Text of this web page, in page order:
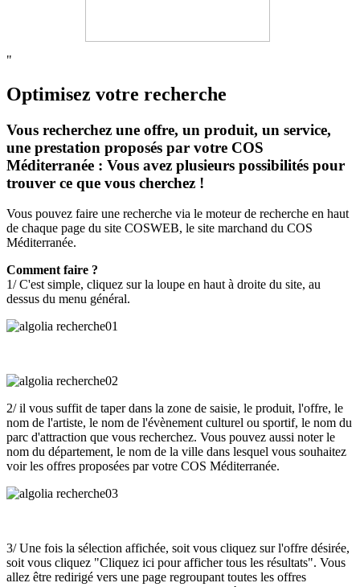
"
Optimisez votre recherche
Vous recherchez une offre, un produit, un service,
une prestation proposés par votre COS
Méditerranée : Vous avez plusieurs possibilités pour
trouver ce que vous cherchez !
Vous pouvez faire une recherche via le moteur de recherche en haut
de chaque page du site COSWEB, le site marchand du COS
Méditerranée.
Comment faire ?
1/ C'est simple, cliquez sur la loupe en haut à droite du site, au
dessus du menu général.
2/ il vous suffit de taper dans la zone de saisie, le produit, l'offre, le
nom de l'artiste, le nom de l'évènement culturel ou sportif, le nom du
parc d'attraction que vous recherchez. Vous pouvez aussi noter le
nom du département, le nom de la ville dans lesquel vous souhaitez
voir les offres proposées par votre COS Méditerranée.
3/ Une fois la sélection affichée, soit vous cliquez sur l'offre désirée,
soit vous cliquez "Cliquez ici pour afficher tous les résultats". Vous
allez être redirigé vers une page regroupant toutes les offres